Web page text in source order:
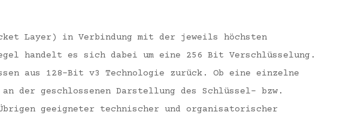
Layer) in Verbindung mit der jeweils höchsten
handelt es sich dabei um eine 256 Bit Verschlüsselung.
aus 128-Bit v3 Technologie zurück. Ob eine einzelne
geschlossenen Darstellung des Schlüssel- bzw.
geeigneter technischer und organisatorischer